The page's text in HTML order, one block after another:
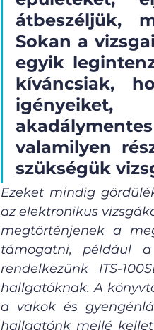
átbeszéljük,
Sokan a
egyik
kíváncsiak,
valamilyen
szükségük
Ezeket mindig
az elektronikus
megtörténjenek a
támogatni, például
rendelkezünk ITS-
hallgatóknak. A
a vakok és
hallgatónk mellé